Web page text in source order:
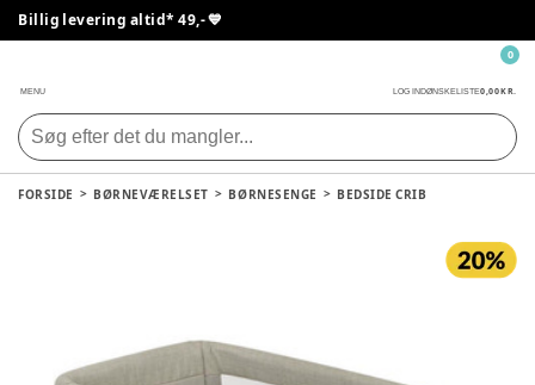
Billig levering altid* 49,- 💙
MENU LOG INDØNSKELISTE0,00 KR.
0
FORSIDE BØRNEVÆRELSET BØRNESENGE BEDSIDE CRIB